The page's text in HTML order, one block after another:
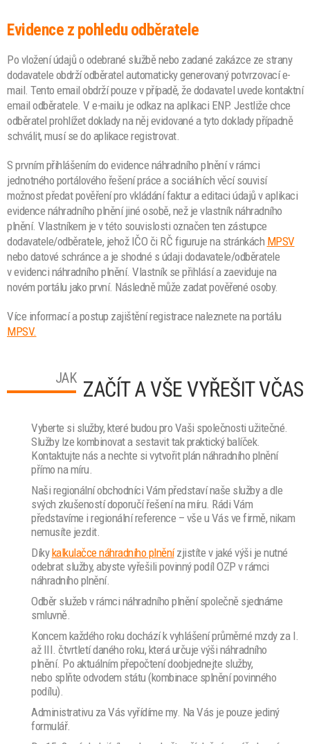
Evidence z pohledu odběratele
Po vložení údajů o odebrané službě nebo zadané zakázce ze strany
dodavatele obdrží odběratel automaticky generovaný potvrzovací e-
mail. Tento email obdrží pouze v případě, že dodavatel uvede kontaktní
email odběratele. V e-mailu je odkaz na aplikaci ENP. Jestliže chce
odběratel prohlížet doklady na něj evidované a tyto doklady případně
schválit, musí se do aplikace registrovat.
S prvním přihlášením do evidence náhradního plnění v rámci
jednotného portálového řešení práce a sociálních věcí souvisí
možnost předat pověření pro vkládání faktur a editaci údajů v aplikaci
evidence náhradního plnění jiné osobě, než je vlastník náhradního
plnění. Vlastníkem je v této souvislosti označen ten zástupce
dodavatele/odběratele, jehož IČO či RČ figuruje na stránkách MPSV
nebo datové schránce a je shodné s údaji dodavatele/odběratele
v evidenci náhradního plnění. Vlastník se přihlásí a zaeviduje na
novém portálu jako první. Následně může zadat pověřené osoby.
Více informací a postup zajištění registrace naleznete na portálu
MPSV.
JAK ZAČÍT A VŠE VYŘEŠIT VČAS
Vyberte si služby, které budou pro Vaši společnosti užitečné.
Služby lze kombinovat a sestavit tak praktický balíček.
Kontaktujte nás a nechte si vytvořit plán náhradního plnění
přímo na míru.
Naši regionální obchodníci Vám představí naše služby a dle
svých zkušeností doporučí řešení na míru. Rádi Vám
představíme i regionální reference – vše u Vás ve firmě, nikam
nemusíte jezdit.
Díkykalkulačce náhradního plněnízjistíte v jaké výši je nutné
odebrat služby, abyste vyřešili povinný podíl OZP v rámci
náhradního plnění.
Odběr služeb v rámci náhradního plnění společně sjednáme
smluvně.
Koncem každého roku dochází k vyhlášení průměrné mzdy za I.
až III. čtvrtletí daného roku, která určuje výši náhradního
plnění. Po aktuálním přepočtení doobjednejte služby,
nebo splňte odvodem státu (kombinace splnění povinného
podílu).
Administrativu za Vás vyřídíme my. Na Vás je pouze jediný
formulář.